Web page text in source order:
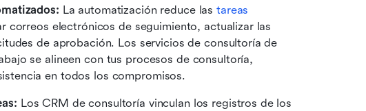
La automatización reduce las tareas
correos electrónicos de seguimiento, actualizar las
de aprobación. Los servicios de consultoría de
se alineen con tus procesos de consultoría,
en todos los compromisos.
Los CRM de consultoría vinculan los registros de los